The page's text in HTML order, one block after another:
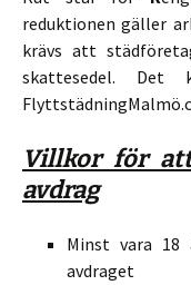
reduktionen gäller
krävs att
skattesedel.
Villkor för
avdrag
Minst vara
avdraget